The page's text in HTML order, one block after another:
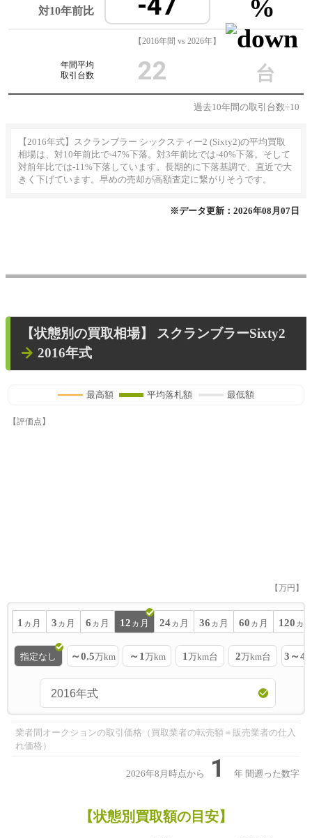
対10年前比 %
【2016年間 vs 2026年】
年間平均
取引台数
22 台
過去10年間の取引台数÷10
【2016年式】スクランブラー シックスティー2 (Sixty2)の平均買取
相場は、対10年前比で-47%下落。対3年前比では-40%下落。そして
対前年比では-11%下落しています。長期的に下落基調で、直近で大
きく下げています。早めの売却が高額査定に繋がりそうです。
※データ更新：2026年08月07日
【状態別の買取相場】
スクランブラーSixty2
2016年式
最高額 平均落札額 最低額
【評価点】
【万円】
1 ヵ月 3 ヵ月 6 ヵ月 12 ヵ月 24 ヵ月 36 ヵ月 60 ヵ月 120 ヵ
指定なし ～0.5万km ～1万km 1万km台 2万km台 3～4
業者間オークションの取引価格（買取業者の転売額＝販売業者の仕入
れ価格）
2026年8月時点から 1 年 間遡った数字
【状態別買取額の目安】